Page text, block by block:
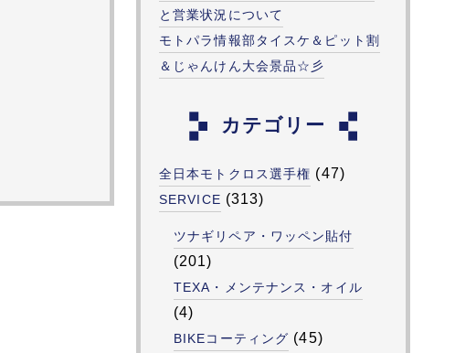
と営業状況について
モトパラ情報部タイスケ＆ピット割
＆じゃんけん大会景品☆彡
カテゴリー
全日本モトクロス選手権 (47)
SERVICE (313)
ツナギリペア・ワッペン貼付
(201)
TEXA・メンテナンス・オイル
(4)
BIKEコーティング (45)